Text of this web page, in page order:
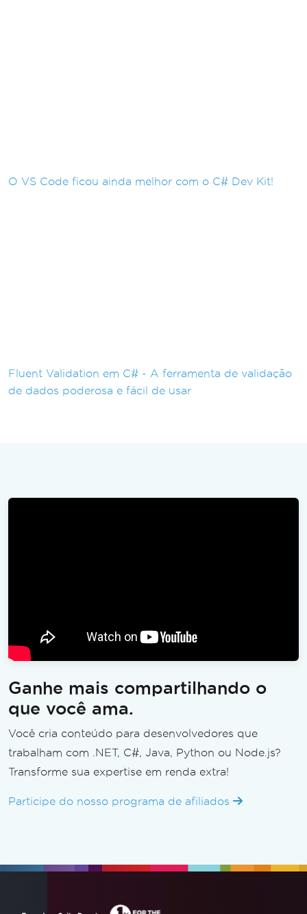
O VS Code ficou ainda melhor com o C# Dev Kit!
Fluent Validation em C# - A ferramenta de validação
de dados poderosa e fácil de usar
Ganhe mais compartilhando o
que você ama.
Você cria conteúdo para desenvolvedores que
trabalham com .NET, C#, Java, Python ou Node.js?
Transforme sua expertise em renda extra!
Participe do nosso programa de afiliados